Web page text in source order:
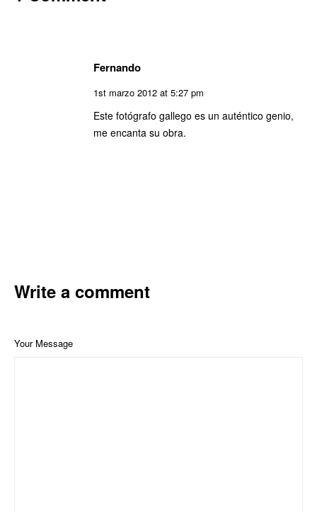
Fernando
1st marzo 2012 at 5:27 pm
Este fotógrafo gallego es un auténtico genio,
me encanta su obra.
Write a comment
Your Message